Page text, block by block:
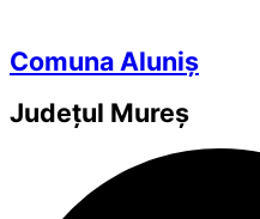
Comuna Aluniș
Județul Mureș